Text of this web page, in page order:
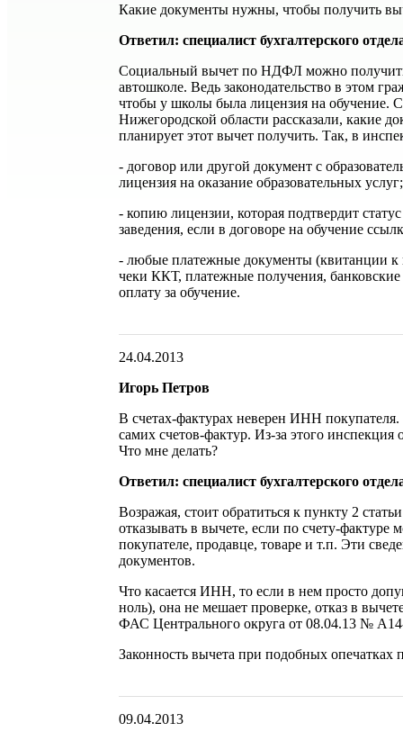
Какие документы нужны, чтобы получить
Ответил: специалист бухгалтерского
Социальный вычет по НДФЛ можно
автошколе. Ведь законодательство в этом
чтобы у школы была лицензия на
Нижегородской области рассказали, какие
планирует этот вычет получить. Так, в
- договор или другой документ с
лицензия на оказание образовательных услуг;
- копию лицензии, которая подтвердит
заведения, если в договоре на обучение
- любые платежные документы (квитанции
чеки ККТ, платежные получения,
оплату за обучение.
24.04.2013
Игорь Петров
В счетах-фактурах неверен ИНН
самих счетов-фактур. Из-за этого
Что мне делать?
Ответил: специалист бухгалтерского
Возражая, стоит обратиться к пункту 2
отказывать в вычете, если по счету-фактуре
покупателе, продавце, товаре и т.п. Эти
документов.
Что касается ИНН, то если в нем просто
ноль), она не мешает проверке, отказ в
ФАС Центрального округа от 08.04.13 №
Законность вычета при подобных опечатках
09.04.2013